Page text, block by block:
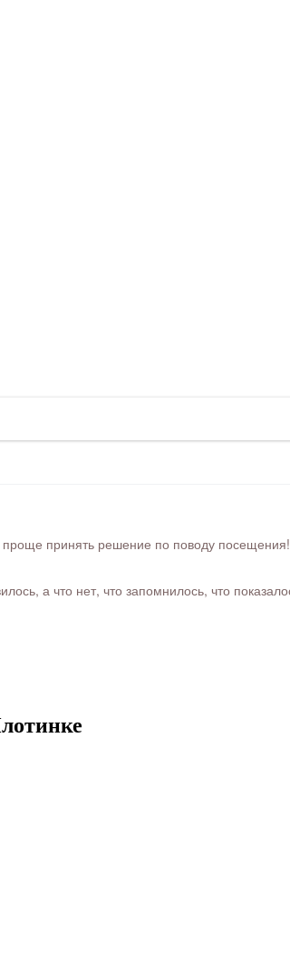
принять решение по поводу посещения!
а что нет, что запомнилось, что